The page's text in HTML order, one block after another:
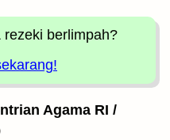
rezeki berlimpah?
Agama RI /